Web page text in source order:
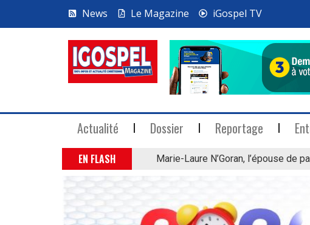
News Le Magazine iGospel TV
Actualité Dossier Reportage
EN FLASH Marie-Laure N’Goran, l’épouse de